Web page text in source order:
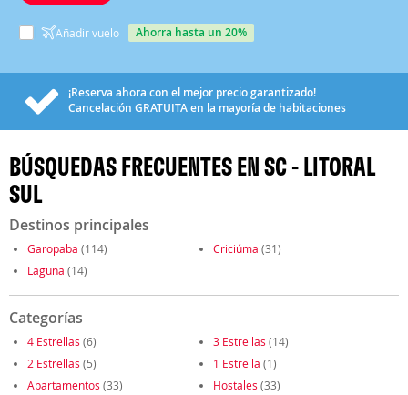
Añadir vuelo ahorra hasta un 20%
¡Reserva ahora con el mejor precio garantizado!
Cancelación GRATUITAen la mayoría de habitaciones
BÚSQUEDAS FRECUENTES EN SC - LITORAL
SUL
Destinos principales
Garopaba (114) Criciúma (31)
Laguna (14)
Categorías
4 Estrellas (6) 3 Estrellas (14)
2 Estrellas (5) 1 Estrella (1)
Apartamentos (33) Hostales (33)